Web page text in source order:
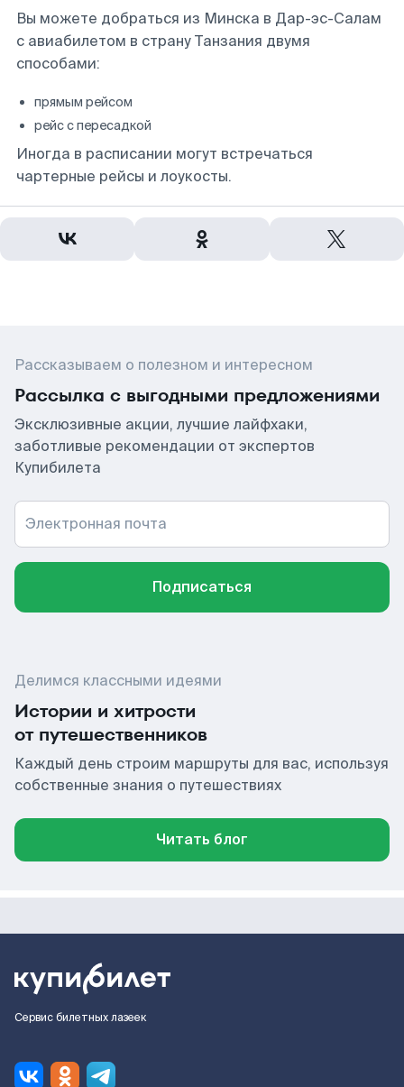
Вы можете добраться из Минска в Дар-эс-Салам
с авиабилетом в страну Танзания двумя
способами:
прямым рейсом
рейс с пересадкой
Иногда в расписании могут встречаться
чартерные рейсы и лоукосты.
Рассказываем о полезном и интересном
Рассылка с выгодными предложениями
Эксклюзивные акции, лучшие лайфхаки,
заботливые рекомендации от экспертов
Купибилета
Электронная почта
Подписаться
Делимся классными идеями
Истории и хитрости
от путешественников
Каждый день строим маршруты для вас, используя
собственные знания о путешествиях
Читать блог
Сервис билетных лазеек